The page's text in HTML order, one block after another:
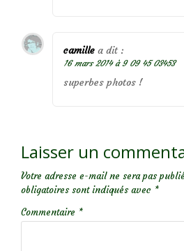
camille a dit :
16 mars 2014 à 9 09 45 03453
superbes photos !
Laisser un
Votre adresse e-mail ne sera pas
obligatoires sont indiqués avec *
Commentaire *